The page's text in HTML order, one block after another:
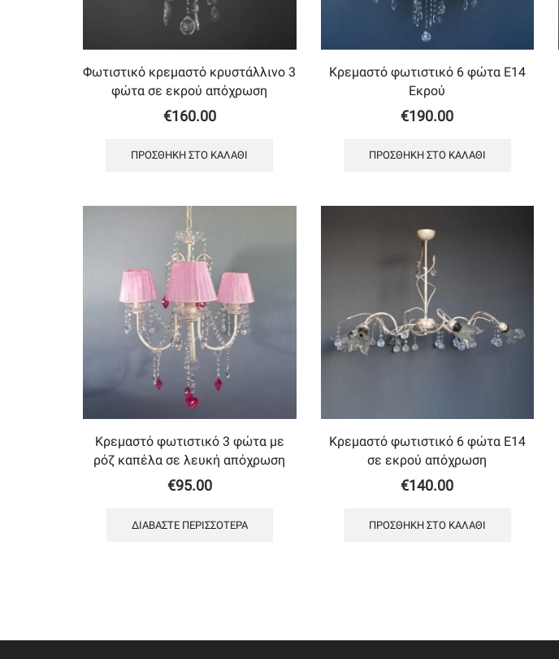
Φωτιστικό κρεμαστό κρυστάλλινο 3
φώτα σε εκρού απόχρωση
€160.00
ΠΡΟΣΘΉΚΗ ΣΤΟ ΚΑΛΆΘΙ
Κρεμαστό φωτιστικό 6 φώτα Ε14
Εκρού
€190.00
ΠΡΟΣΘΉΚΗ ΣΤΟ ΚΑΛΆΘΙ
Κρεμαστό φωτιστικό 3 φώτα με
ρόζ καπέλα σε λευκή απόχρωση
€95.00
ΔΙΑΒΆΣΤΕ ΠΕΡΙΣΣΌΤΕΡΑ
Κρεμαστό φωτιστικό 6 φώτα Ε14
σε εκρού απόχρωση
€140.00
ΠΡΟΣΘΉΚΗ ΣΤΟ ΚΑΛΆΘΙ